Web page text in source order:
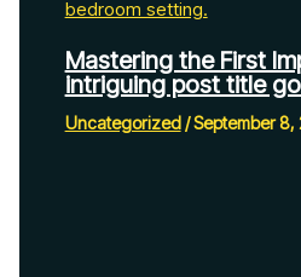
Mastering the First
intriguing post title
Uncategorized/September 8,